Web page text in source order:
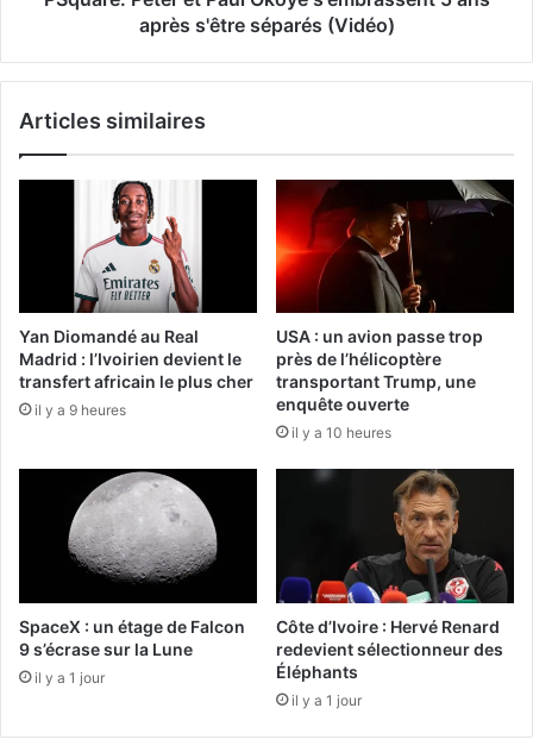
après s'être séparés (Vidéo)
Articles similaires
Yan Diomandé au Real
Madrid : l’Ivoirien devient le
transfert africain le plus cher
il y a 9 heures
USA : un avion passe trop
près de l’hélicoptère
transportant Trump, une
enquête ouverte
il y a 10 heures
SpaceX : un étage de Falcon
9 s’écrase sur la Lune
il y a 1 jour
Côte d’Ivoire : Hervé Renard
redevient sélectionneur des
Éléphants
il y a 1 jour